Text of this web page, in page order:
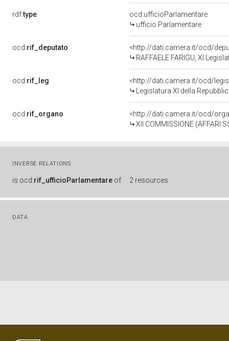
rdf:type
ocd:ufficioParlamentare
ufficio Parlamentare
ocd:rif_deputato
<http://dati.camera.it/ocd/
RAFFAELE FARIGU, XI
ocd:rif_leg
<http://dati.camera.it/ocd/
Legislatura XI della
ocd:rif_organo
<http://dati.camera.it/ocd/
XII COMMISSIONE (AFFARI
INVERSE RELATIONS
is ocd:rif_ufficioParlamentare of 2 resources
DATA